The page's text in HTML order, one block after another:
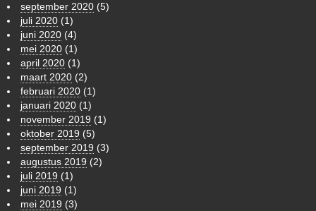
september 2020 (5)
juli 2020 (1)
juni 2020 (4)
mei 2020 (1)
april 2020 (1)
maart 2020 (2)
februari 2020 (1)
januari 2020 (1)
november 2019 (1)
oktober 2019 (5)
september 2019 (3)
augustus 2019 (2)
juli 2019 (1)
juni 2019 (1)
mei 2019 (3)